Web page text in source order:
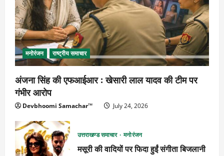
मनोरंजन राष्ट्रीय समाचार
अंजना सिंह की एफआईआर : खेसारी लाल यादव की टीम पर
गंभीर आरोप
Devbhoomi Samachar™ July 24, 2026
उत्तराखण्ड समाचार मनोरंजन
मसूरी की वादियों पर फिदा हुईं संगीता बिजलानी